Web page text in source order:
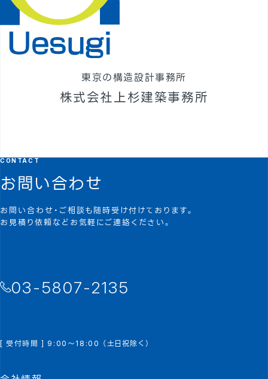
東京の構造設計事務所
株式会社上杉建築事務所
CONTACT
お問い合わせ
お問い合わせ・ご相談も随時受け付けております。
お見積り依頼などお気軽にご連絡ください。
03-5807-2135
[ 受付時間 ] 9:00～18:00 （土日祝除く）